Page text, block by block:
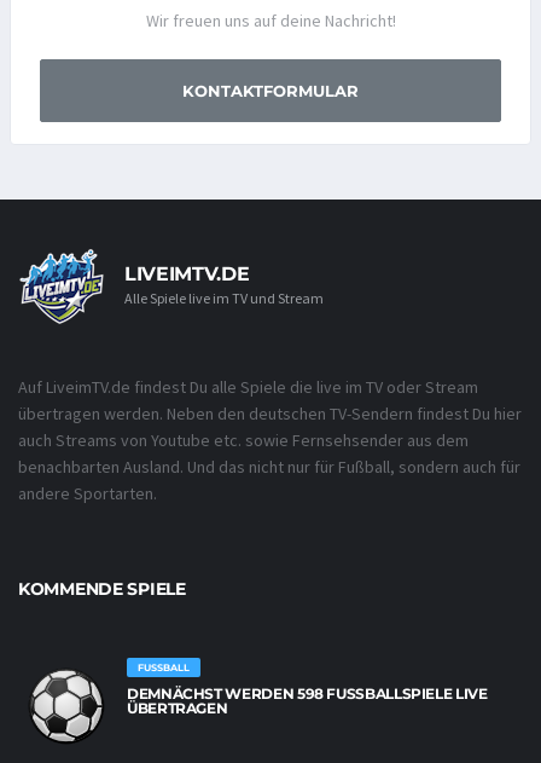
Wir freuen uns auf deine Nachricht!
KONTAKTFORMULAR
LIVEIMTV.DE
Alle Spiele live im TV und Stream
Auf LiveimTV.de findest Du alle Spiele die live im TV oder Stream
übertragen werden. Neben den deutschen TV-Sendern findest Du hier
auch Streams von Youtube etc. sowie Fernsehsender aus dem
benachbarten Ausland. Und das nicht nur für Fußball, sondern auch für
andere Sportarten.
KOMMENDE SPIELE
FUSSBALL
DEMNÄCHST WERDEN 598 FUSSBALLSPIELE LIVE Ü
BERTRAGEN